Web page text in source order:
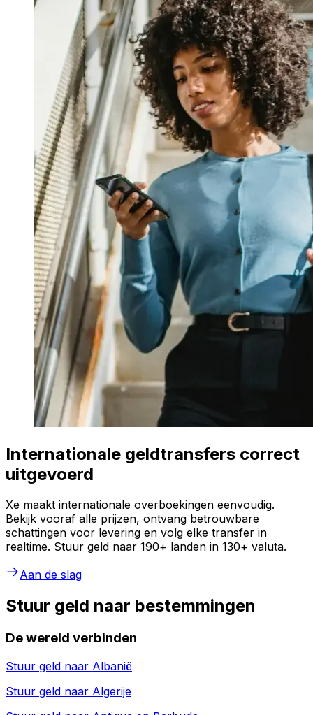
Internationale geldtransfers correct
uitgevoerd
Xe maakt internationale overboekingen eenvoudig.
Bekijk vooraf alle prijzen, ontvang betrouwbare
schattingen voor levering en volg elke transfer in
realtime. Stuur geld naar 190+ landen in 130+ valuta.
Aan de slag
Stuur geld naar bestemmingen
De wereld verbinden
Stuur geld naar Albanië
Stuur geld naar Algerije